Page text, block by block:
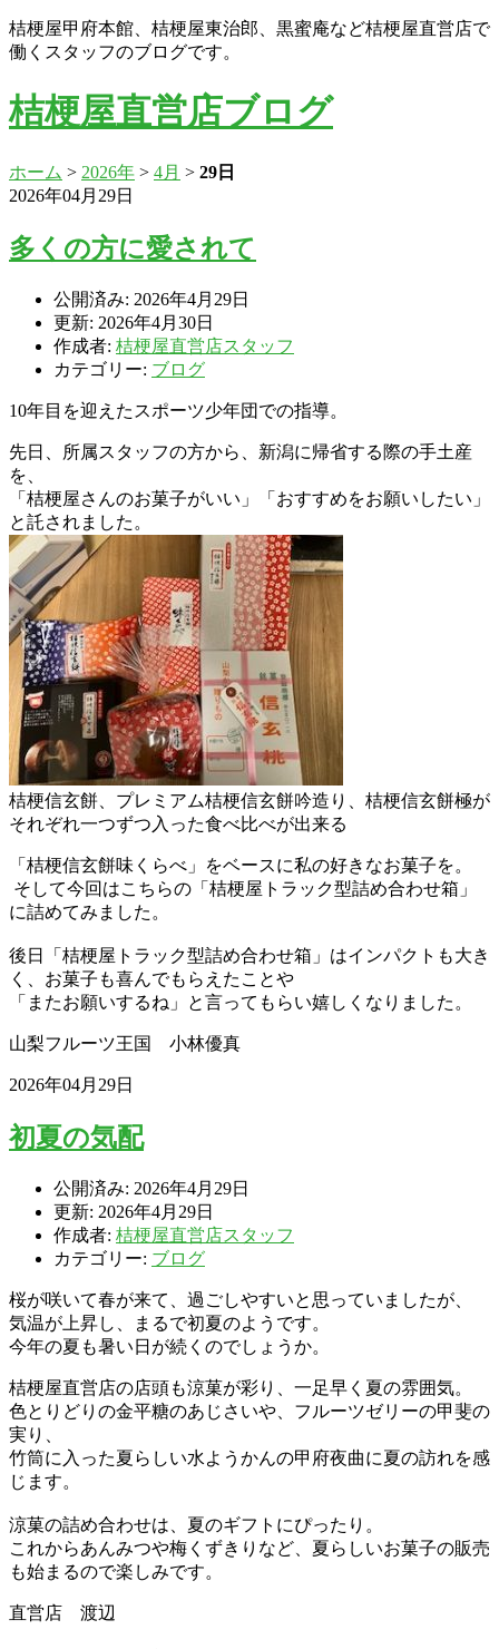
桔梗屋甲府本館、桔梗屋東治郎、黒蜜庵など桔梗屋直営店で
働くスタッフのブログです。
桔梗屋直営店ブログ
ホーム > 2026年 > 4月 > 29日
2026年04月29日
多くの方に愛されて
公開済み: 2026年4月29日
更新: 2026年4月30日
作成者: 桔梗屋直営店スタッフ
カテゴリー: ブログ
10年目を迎えたスポーツ少年団での指導。
先日、所属スタッフの方から、新潟に帰省する際の手土産
を、
「桔梗屋さんのお菓子がいい」「おすすめをお願いしたい」
と託されました。
桔梗信玄餅、プレミアム桔梗信玄餅吟造り、桔梗信玄餅極が
それぞれ一つずつ入った食べ比べが出来る
「桔梗信玄餅味くらべ」をベースに私の好きなお菓子を。
そして今回はこちらの「桔梗屋トラック型詰め合わせ箱」
に詰めてみました。
後日「桔梗屋トラック型詰め合わせ箱」はインパクトも大き
く、お菓子も喜んでもらえたことや
「またお願いするね」と言ってもらい嬉しくなりました。
山梨フルーツ王国 小林優真
2026年04月29日
初夏の気配
公開済み: 2026年4月29日
更新: 2026年4月29日
作成者: 桔梗屋直営店スタッフ
カテゴリー: ブログ
桜が咲いて春が来て、過ごしやすいと思っていましたが、
気温が上昇し、まるで初夏のようです。
今年の夏も暑い日が続くのでしょうか。
桔梗屋直営店の店頭も涼菓が彩り、一足早く夏の雰囲気。
色とりどりの金平糖のあじさいや、フルーツゼリーの甲斐の
実り、
竹筒に入った夏らしい水ようかんの甲府夜曲に夏の訪れを感
じます。
涼菓の詰め合わせは、夏のギフトにぴったり。
これからあんみつや梅くずきりなど、夏らしいお菓子の販売
も始まるので楽しみです。
直営店 渡辺